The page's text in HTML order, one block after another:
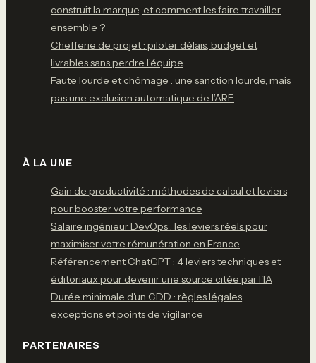
construit la marque, et comment les faire travailler
ensemble ?
Chefferie de projet : piloter délais, budget et
livrables sans perdre l’équipe
Faute lourde et chômage : une sanction lourde, mais
pas une exclusion automatique de l’ARE
À LA UNE
Gain de productivité : méthodes de calcul et leviers
pour booster votre performance
Salaire ingénieur DevOps : les leviers réels pour
maximiser votre rémunération en France
Référencement ChatGPT : 4 leviers techniques et
éditoriaux pour devenir une source citée par l'IA
Durée minimale d'un CDD : règles légales,
exceptions et points de vigilance
PARTENAIRES